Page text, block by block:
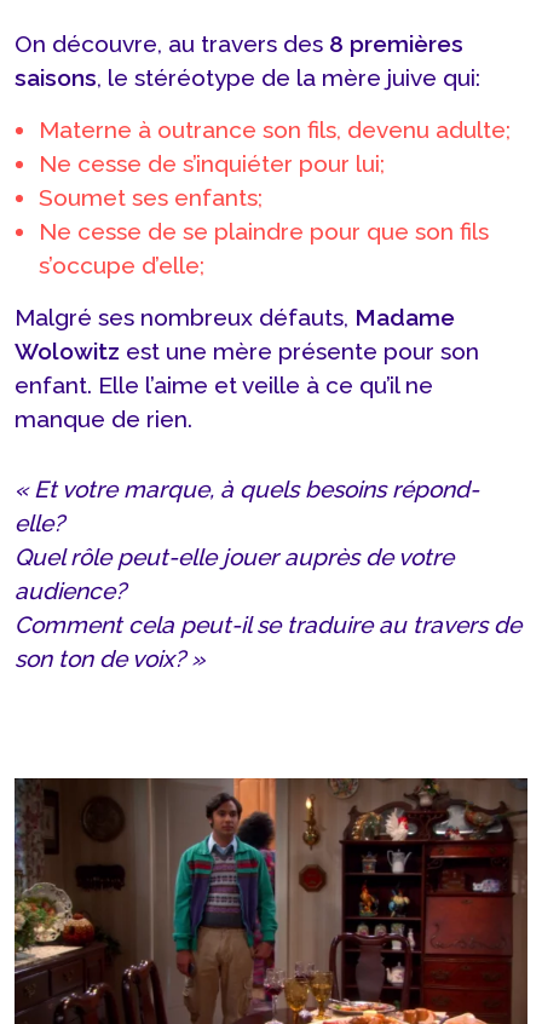
On découvre, au travers des 8 premières
saisons, le stéréotype de la mère juive qui:
Materne à outrance son fils, devenu adulte;
Ne cesse de s’inquiéter pour lui;
Soumet ses enfants;
Ne cesse de se plaindre pour que son fils
s’occupe d’elle;
Malgré ses nombreux défauts, Madame
Wolowitz est une mère présente pour son
enfant. Elle l’aime et veille à ce qu’il ne
manque de rien.
« Et votre marque, à quels besoins répond-
elle?
Quel rôle peut-elle jouer auprès de votre
audience?
Comment cela peut-il se traduire au travers de
son ton de voix? »